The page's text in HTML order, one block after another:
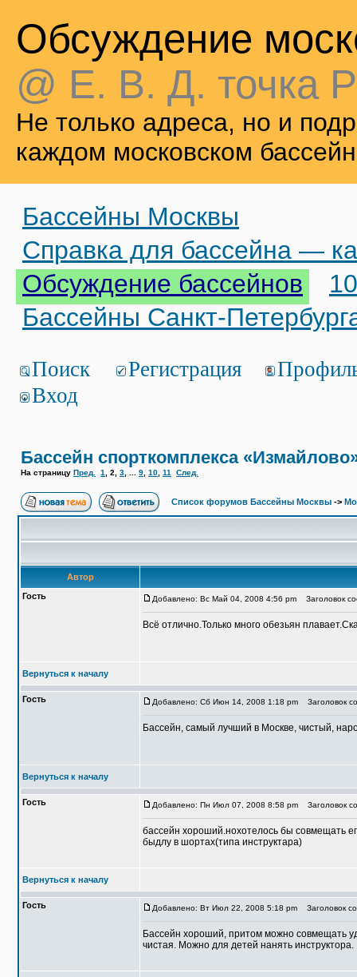
Обсуждение
@ Е. В. Д. точка
Не только адреса, но и
каждом московском
Бассейны Москвы
Справка для бассейна —
Обсуждение бассейнов
Бассейны Санкт-
Поиск Регистрация
Вход
Бассейн спорткомплекса
На страницу Пред. 1 2 3 9 10 11 След.
Список форумов Бассейны Москвы ->
Автор
Гость
Добавлено: Вс Май 04, 2008 4:56 pm Заголовок
Всё отлично.Только много обезьян
Вернуться к началу
Гость Добавлено: Сб Июн 14, 2008 1:18 pm Заголовок
Бассейн, самый лучший в Москве, чистый,
Вернуться к началу
Гость Добавлено: Пн Июл 07, 2008 8:58 pm Заголовок
бассейн хороший.нохотелось бы совмещать
быдлу в шортах(типа инструктара)
Вернуться к началу
Гость Добавлено: Вт Июл 22, 2008 5:18 pm Заголовок
Бассейн хороший, притом можно совмещать
чистая. Можно для детей нанять инструктора.